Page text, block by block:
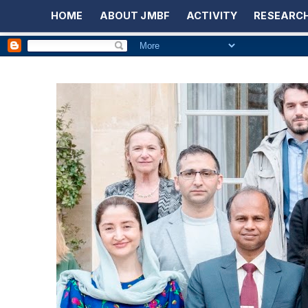
HOME ABOUT JMBF ACTIVITY